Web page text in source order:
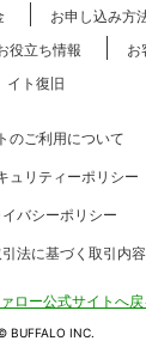
お申し込み方
役立ち情報 お
イト復旧
のご利用について
ュリティーポリシー
イバシーポリシー
法に基づく取引内容
ロー公式サイトへ戻
BUFFALO INC.